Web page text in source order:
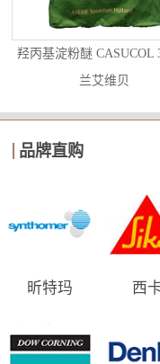
羟丙基淀粉醚 CASUCOL
兰艾维贝
品牌直购
昕特玛 西